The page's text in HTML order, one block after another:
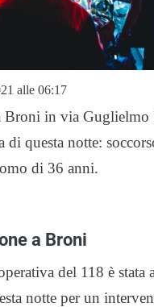
alle 06:17
Broni in via Guglielmo
di questa notte:
di 36 anni.
a Broni
del 118 è stata
notte per un